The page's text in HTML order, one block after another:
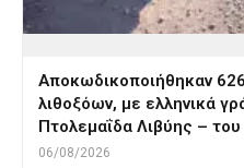
Αποκωδικοποιήθηκαν
λιθοξόων, με ελληνικά
Πτολεμαΐδα Λιβύης –
06/08/2026